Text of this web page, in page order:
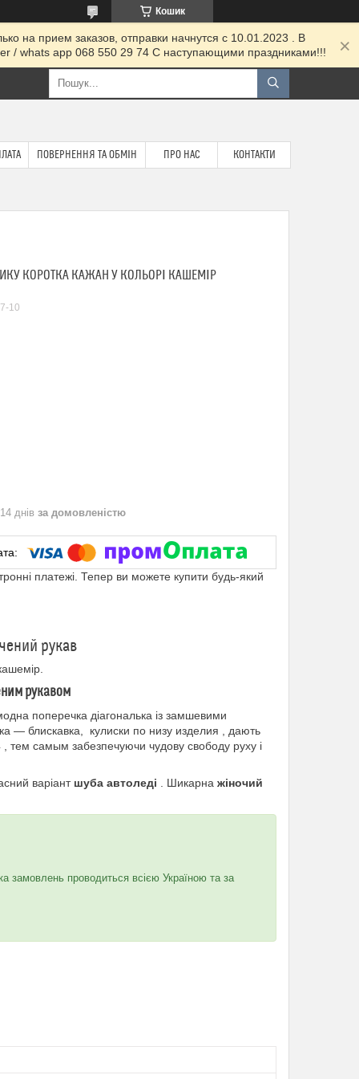
Кошик
на прием заказов, отправки начнутся с 10.01.2023 . В
/ whats app 068 550 29 74 С наступающими праздниками!!!
ПОВЕРНЕННЯ ТА ОБМІН ПРО НАС КОНТАКТИ
КОРОТКА КАЖАН У КОЛЬОРІ КАШЕМІР
10
днів за домовленістю
платежі. Тепер ви можете купити будь-який
рукав
рукавом
поперечка діагональка із замшевими
— блискавка, кулиски по низу изделия , дають
тем самым забезпечуючи чудову свободу руху і
варіант шуба автоледі . Шикарна жіночий
замовлень проводиться всією Україною та за